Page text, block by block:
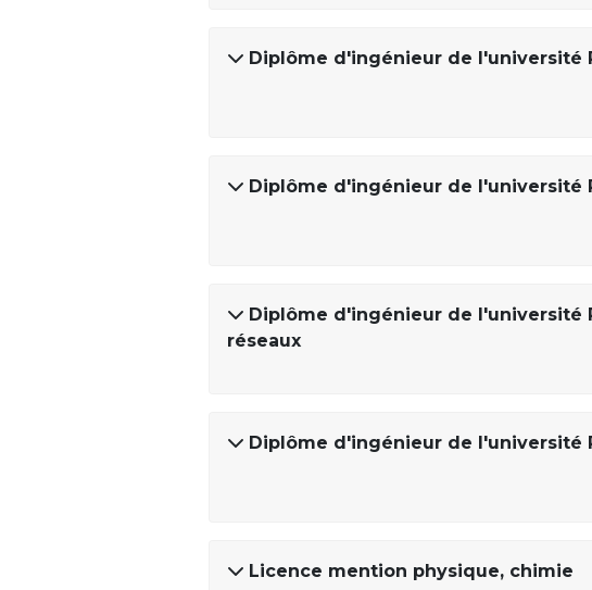
Diplôme d'ingénieur de l'université
Diplôme d'ingénieur de l'université
Diplôme d'ingénieur de l'université
réseaux
Diplôme d'ingénieur de l'université
Licence mention physique, chimie